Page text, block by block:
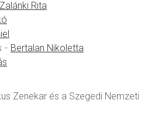
Zalánki Rita
Bertalan Nikoletta
Zenekar és a Szegedi Nemzeti